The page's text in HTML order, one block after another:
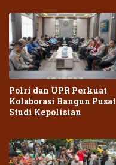
Polri dan UPR Perkuat
Kolaborasi Bangun Pusat
Studi Kepolisian